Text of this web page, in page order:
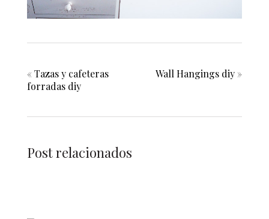
« Tazas y cafeteras
forradas diy
Wall Hangings diy »
Post relacionados